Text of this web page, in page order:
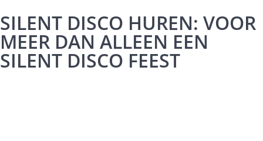
SILENT DISCO HUREN: VOOR
MEER DAN ALLEEN EEN
SILENT DISCO FEEST